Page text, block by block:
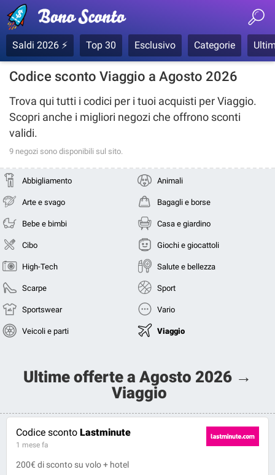
Saldi 2026 ⚡ Top 30 Esclusivo Categorie
Codice sconto Viaggio a Agosto 2026
Trova qui tutti i codici per i tuoi acquisti perViaggio.
Scopri anche i migliori negozi che offrono sconti
validi.
9 negozi sono disponibili sul sito.
Abbigliamento Animali
Arte e svago Bagagli e borse
Bebe e bimbi Casa e giardino
Cibo Giochi e giocattoli
High-Tech Salute e bellezza
Scarpe Sport
Sportswear Vario
Veicoli e parti Viaggio
Ultime offerte a Agosto 2026 →
Viaggio
Codice sconto Lastminute
1 mese fa
200€ di sconto su volo + hotel